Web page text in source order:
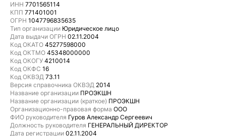
ИНН 7701565114
КПП 771401001
ОГРН 1047796835635
Тип организации Юридическое лицо
Дата выдачи ОГРН 02.11.2004
Код ОКАТО 45277598000
Код ОКТМО 45348000000
Код ОКОГУ 4210014
Код ОКФС 16
Код ОКВЭД 73.11
Версия справочника ОКВЭД 2014
Название организации ПРОЭКШН
Название организации (краткое) ПРОЭКШН
Организационно-правовая форма ООО
ФИО руководителя Гуров Александр Сергеевич
Должность руководителя ГЕНЕРАЛЬНЫЙ ДИРЕКТОР
Дата регистрации 02.11.2004